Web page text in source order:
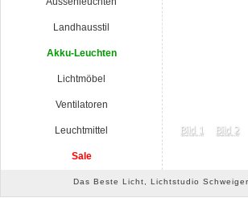
Landhausstil
Akku-Leuchten
Lichtmöbel
Ventilatoren
Leuchtmittel
Sale
Das Beste Licht, Lichtstudio